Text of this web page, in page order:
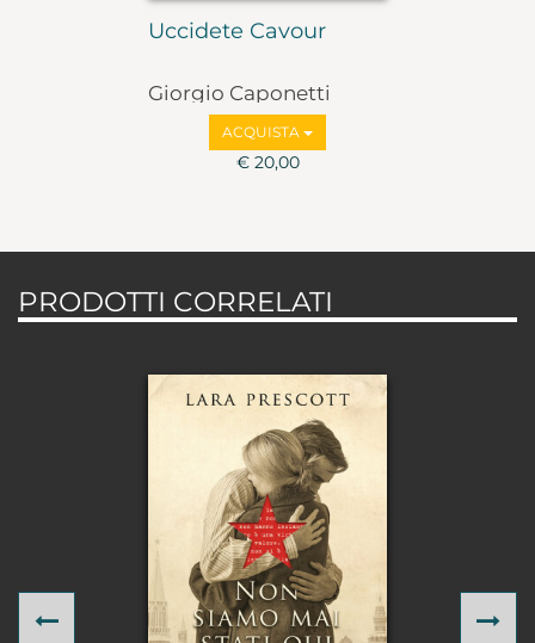
Uccidete Cavour
Giorgio Caponetti
ACQUISTA
€ 20,00
PRODOTTI CORRELATI
Previous